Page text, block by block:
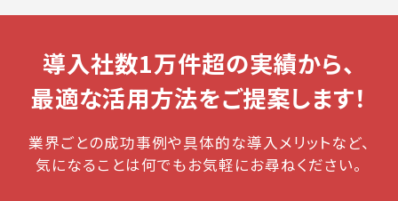
導入社数1万件超の実績から、
最適な活用方法をご提案します！
業界ごとの成功事例や具体的な導入メリットなど、
気になることは何でもお気軽にお尋ねください。